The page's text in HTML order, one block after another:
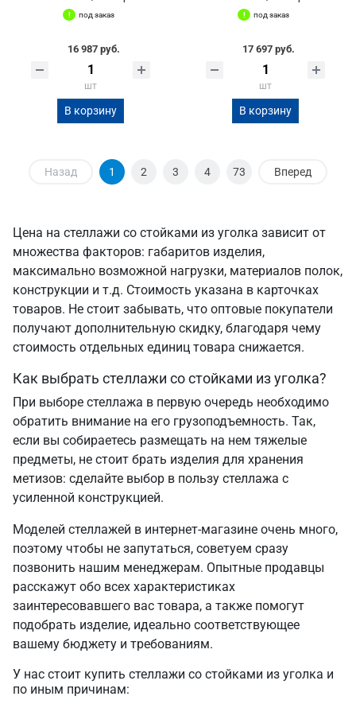
под заказ
16 987 руб.
шт
В корзину
под заказ
17 697 руб.
шт
В корзину
Назад 1 2 3 4 73 Вперед
Цена на стеллажи со стойками из уголка зависит от
множества факторов: габаритов изделия,
максимально возможной нагрузки, материалов полок,
конструкции и т.д. Стоимость указана в карточках
товаров. Не стоит забывать, что оптовые покупатели
получают дополнительную скидку, благодаря чему
стоимость отдельных единиц товара снижается.
Как выбрать стеллажи со стойками из уголка?
При выборе стеллажа в первую очередь необходимо
обратить внимание на его грузоподъемность. Так,
если вы собираетесь размещать на нем тяжелые
предметы, не стоит брать изделия для хранения
метизов: сделайте выбор в пользу стеллажа с
усиленной конструкцией.
Моделей стеллажей в интернет-магазине очень много,
поэтому чтобы не запутаться, советуем сразу
позвонить нашим менеджерам. Опытные продавцы
расскажут обо всех характеристиках
заинтересовавшего вас товара, а также помогут
подобрать изделие, идеально соответствующее
вашему бюджету и требованиям.
У нас стоит купить стеллажи со стойками из уголка и
по иным причинам: